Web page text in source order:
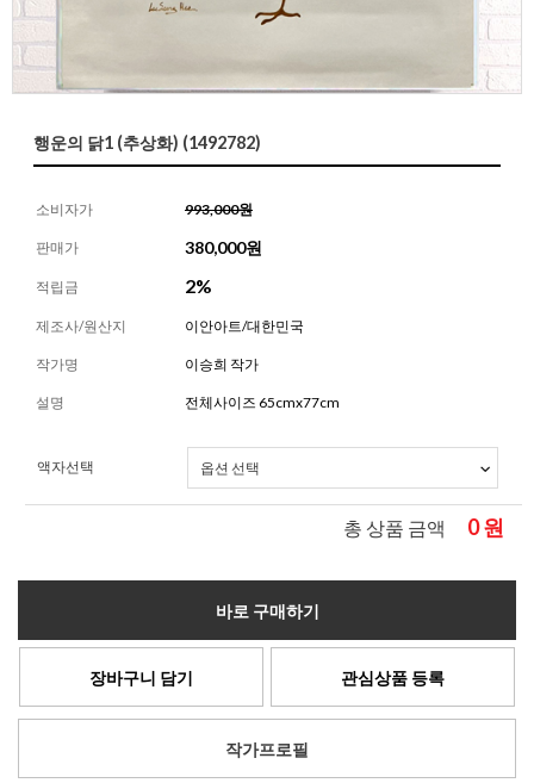
행운의 닭1 (추상화) (1492782)
소비자가 993,000원
판매가 380,000원
적립금 2%
제조사/원산지 이안아트/대한민국
작가명 이승희 작가
설명 전체사이즈 65cmx77cm
액자선택
총 상품 금액 0원
바로 구매하기
장바구니 담기 관심상품 등록
작가프로필